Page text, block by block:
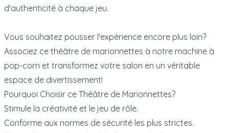
d'authenticité à chaque jeu.
Vous souhaitez pousser l'expérience encore plus loin?
Associez ce théâtre de marionnettes à notre machine à
pop-corn et transformez votre salon en un véritable
espace de divertissement!
Pourquoi Choisir ce Théâtre de Marionnettes?
Stimule la créativité et le jeu de rôle.
Conforme aux normes de sécurité les plus strictes.